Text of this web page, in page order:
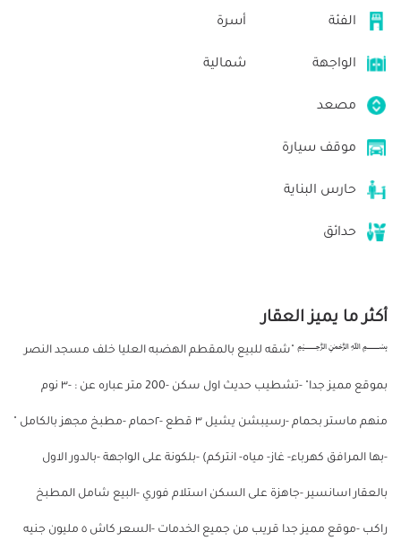
الفئة أسرة
الواجهة شمالية
مصعد
موقف سيارة
حارس البناية
حدائق
أكثر ما يميز العقار
﷽ "شقه للبيع بالمقطم الهضبه العليا خلف مسجد النصر
بموقع مميز جدا" -تشطيب حديث اول سكن -200 متر عباره عن : -٣ نوم
منهم ماستر بحمام -رسيبشن يشيل ٣ قطع -٢حمام -مطبخ مجهز بالكامل "
-بها المرافق كهرباء- غاز- مياه- انتركم) -بلكونة على الواجهة -بالدور الاول
بالعقار اسانسير -جاهزة على السكن استلام فوري -البيع شامل المطبخ
راكب -موقع مميز جدا قريب من جميع الخدمات -السعر كاش ٥ مليون جنيه